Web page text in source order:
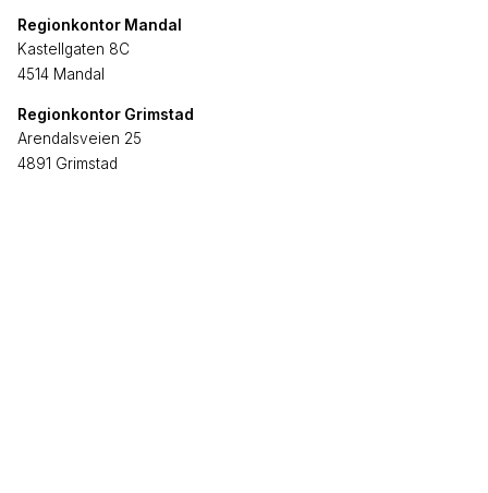
Regionkontor Mandal
Kastellgaten 8C
4514 Mandal
Regionkontor Grimstad
Arendalsveien 25
4891 Grimstad